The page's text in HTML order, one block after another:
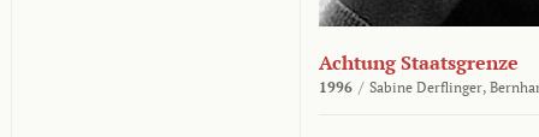
Achtung Staatsgrenze
1996 / Sabine Derflinger,